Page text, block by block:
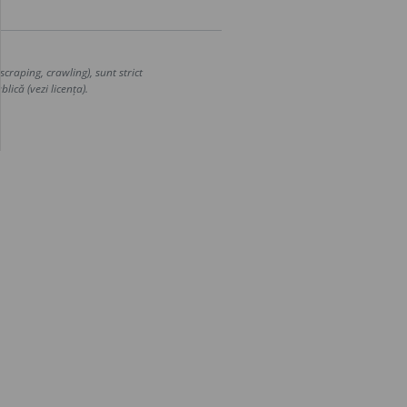
crawling), sunt strict
(vezi licența).